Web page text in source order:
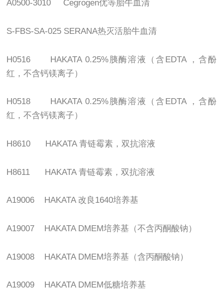
A0500-3010 Cegrogen优等胎牛血清
S-FBS-SA-025 SERANA热灭活胎牛血清
H0516 HAKATA 0.25% 胰酶溶液（含 EDTA
，含酚
红，不含钙镁离子）
H0518 HAKATA 0.25%胰酶溶液（含 EDTA
，含酚
红，不含钙镁离子）
H8610 HAKATA青链霉素，双抗溶液
H8611 HAKATA青链霉素，双抗溶液
A19006 HAKATA 改良 1640培养基
A19007 HAKATA DMEM培养基（不含丙酮酸钠）
A19008 HAKATA DMEM培养基（含丙酮酸钠）
A19009 HAKATA DMEM低糖培养基